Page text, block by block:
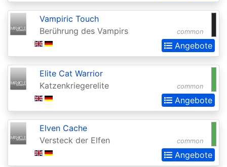
the
Gods
Box
Promos
Champions
of
Kamigawa
Champs
common
Vampiric Touch
Berührung des Vampirs
Angebote
common
Elite Cat Warrior
Katzenkriegerelite
Angebote
common
Elven Cache
Versteck der Elfen
Angebote